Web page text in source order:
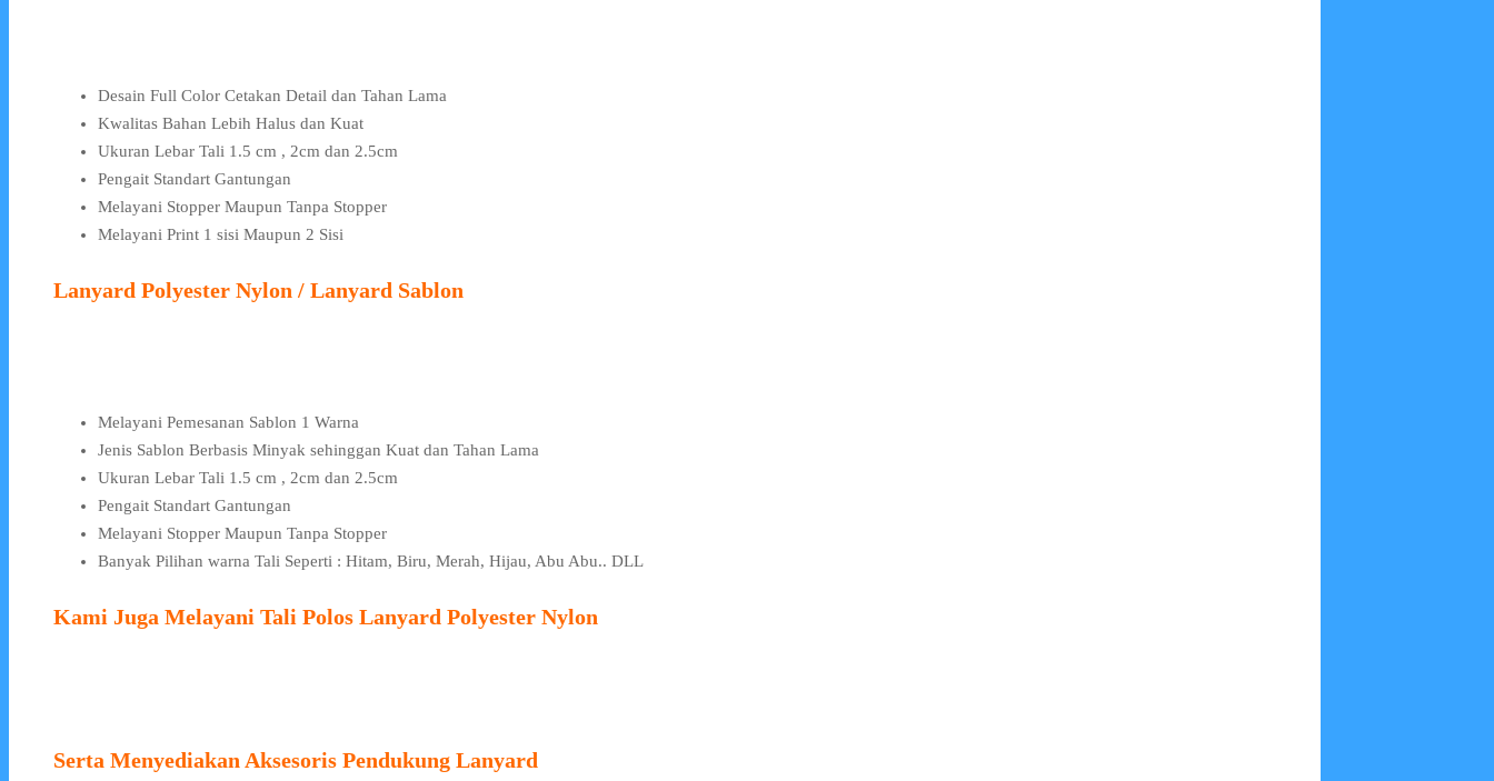
Desain Full Color Cetakan Detail dan Tahan Lama
Kwalitas Bahan Lebih Halus dan Kuat
Ukuran Lebar Tali 1.5 cm , 2cm dan 2.5cm
Pengait Standart Gantungan
Melayani Stopper Maupun Tanpa Stopper
Melayani Print 1 sisi Maupun 2 Sisi
Lanyard Polyester Nylon / Lanyard Sablon
Melayani Pemesanan Sablon 1 Warna
Jenis Sablon Berbasis Minyak sehinggan Kuat dan Tahan Lama
Ukuran Lebar Tali 1.5 cm , 2cm dan 2.5cm
Pengait Standart Gantungan
Melayani Stopper Maupun Tanpa Stopper
Banyak Pilihan warna Tali Seperti : Hitam, Biru, Merah, Hijau, Abu Abu.. DLL
Kami Juga Melayani Tali Polos Lanyard Polyester Nylon
Serta Menyediakan Aksesoris Pendukung Lanyard